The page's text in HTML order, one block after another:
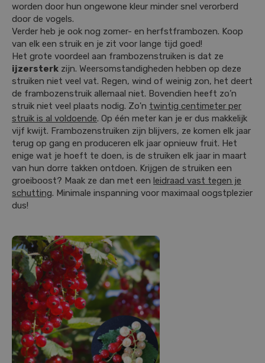
worden door hun ongewone kleur minder snel verorberd
door de vogels.
Verder heb je ook nog zomer- en herfstframbozen. Koop
van elk een struik en je zit voor lange tijd goed!
Het grote voordeel aan frambozenstruiken is dat ze
ijzersterk zijn. Weersomstandigheden hebben op deze
struiken niet veel vat. Regen, wind of weinig zon, het deert
de frambozenstruik allemaal niet. Bovendien heeft zo’n
struik niet veel plaats nodig. Zo'n twintig centimeter per
struik is al voldoende. Op één meter kan je er dus makkelijk
vijf kwijt. Frambozenstruiken zijn blijvers, ze komen elk jaar
terug op gang en produceren elk jaar opnieuw fruit. Het
enige wat je hoeft te doen, is de struiken elk jaar in maart
van hun dorre takken ontdoen. Krijgen de struiken een
groeiboost? Maak ze dan met een leidraad vast tegen je
schutting. Minimale inspanning voor maximaal oogstplezier
dus!